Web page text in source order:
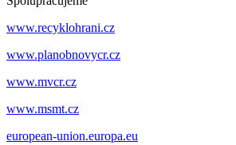
www.recyklohrani.cz
www.planobnovycr.cz
www.mvcr.cz
www.msmt.cz
european-union.europa.eu